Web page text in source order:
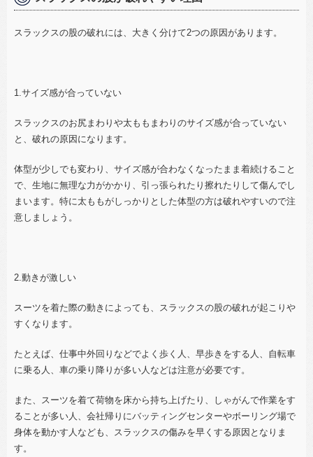
スラックスの股の破れには、大きく分けて2つの原因があります。
1.サイズ感が合っていない
スラックスのお尻まわりや太ももまわりのサイズ感が合っていない
と、破れの原因になります。
体型が少しでも変わり、サイズ感が合わなくなったまま着続けること
で、生地に無理な力がかかり、引っ張られたり擦れたりして傷んでし
まいます。特に太ももがしっかりとした体型の方は破れやすいので注
意しましょう。
2.動きが激しい
スーツを着た際の動きによっても、スラックスの股の破れが起こりや
すくなります。
たとえば、仕事中外回りなどでよく歩く人、早歩きをする人、自転車
に乗る人、車の乗り降りが多い人などは注意が必要です。
また、スーツを着て荷物を床から持ち上げたり、しゃがんで作業をす
ることが多い人、会社帰りにバッティングセンターやボーリング場で
身体を動かす人なども、スラックスの傷みを早くする原因となりま
す。